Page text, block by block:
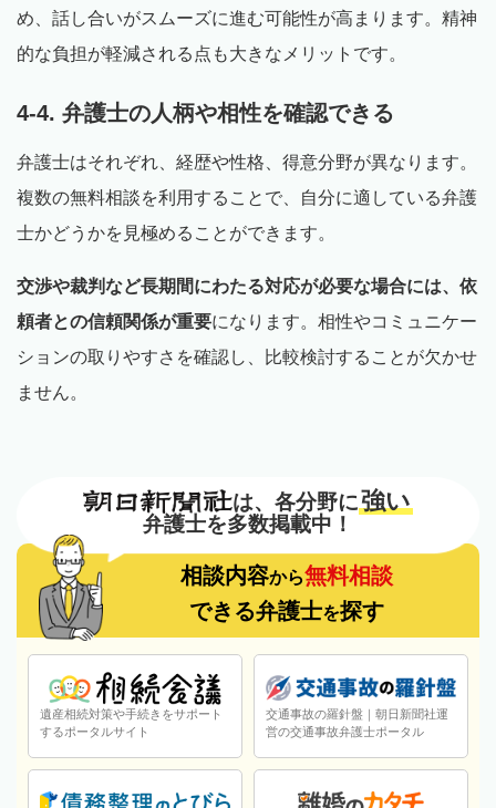
め、話し合いがスムーズに進む可能性が高まります。精神
的な負担が軽減される点も大きなメリットです。
4-4. 弁護士の人柄や相性を確認できる
弁護士はそれぞれ、経歴や性格、得意分野が異なります。
複数の無料相談を利用することで、自分に適している弁護
士かどうかを見極めることができます。
交渉や裁判など長期間にわたる対応が必要な場合には、依
頼者との信頼関係が重要になります。相性やコミュニケー
ションの取りやすさを確認し、比較検討することが欠かせ
ません。
は、各分野に強い
弁護士を多数掲載中！
相談内容から無料相談
できる弁護士を探す
遺産相続対策や手続きをサポート
するポータルサイト
交通事故の羅針盤｜朝日新聞社運
営の交通事故弁護士ポータル